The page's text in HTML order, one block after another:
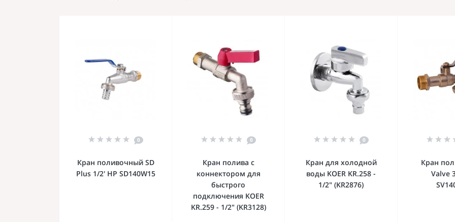
0
Кран поливочный SD
Plus 1/2' НР SD140W15
0
Кран полива с
коннектором для
быстрого
подключения KOER
KR.259 - 1/2" (KR3128)
0
Кран для холодной
воды KOER KR.258 -
1/2" (KR2876)
Кран
Valve